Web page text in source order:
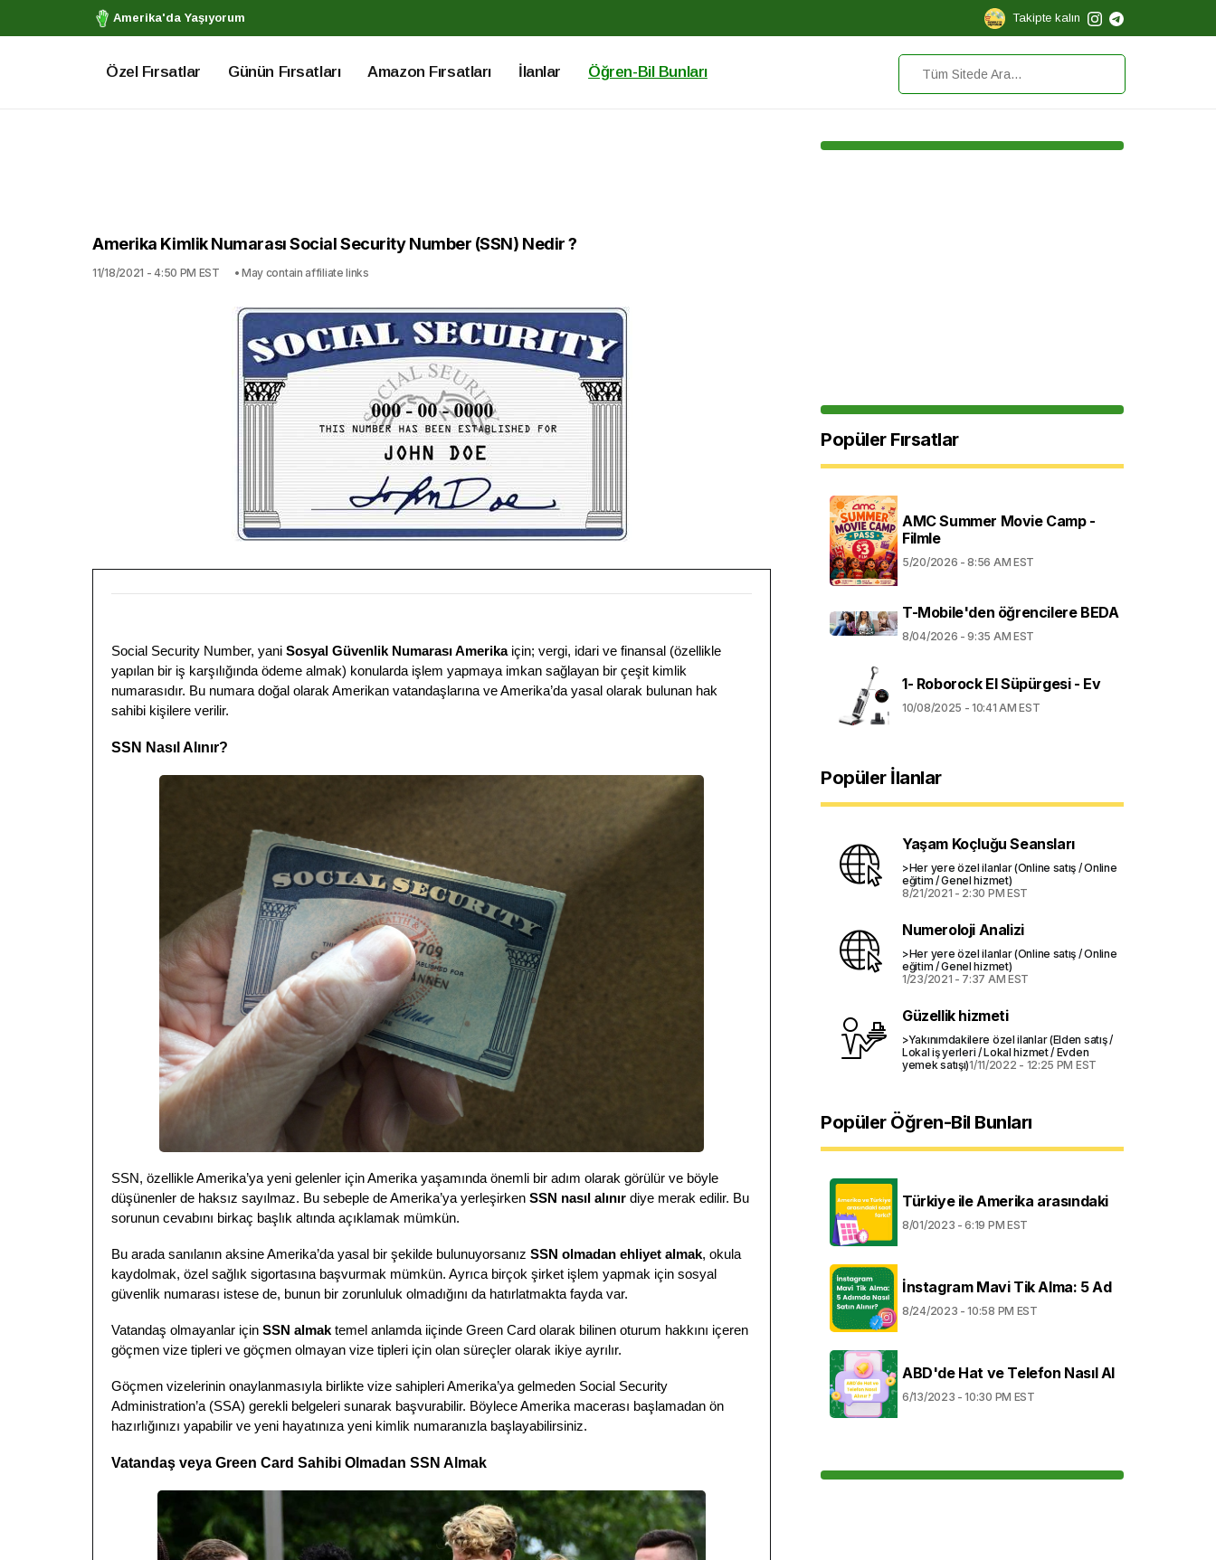
Amerika'da Yaşıyorum Takipte kalın
Özel Fırsatlar Günün Fırsatları Amazon Fırsatları İlanlar Öğren-Bil Bunları
Amerika Kimlik Numarası Social Security Number (SSN) Nedir ?
11/18/2021 - 4:50 PM EST • May contain affiliate links
Social Security Number, yani Sosyal Güvenlik Numarası Amerikaiçin; vergi, idari ve finansal (özellikle
yapılan bir iş karşılığında ödeme almak) konularda işlem yapmaya imkan sağlayan bir çeşit kimlik
numarasıdır. Bu numara doğal olarak Amerikan vatandaşlarına ve Amerika’da yasal olarak bulunan hak
sahibi kişilere verilir.
SSN Nasıl Alınır?
SSN, özellikle Amerika’ya yeni gelenler için Amerika yaşamında önemli bir adım olarak görülür ve böyle
düşünenler de haksız sayılmaz. Bu sebeple de Amerika’ya yerleşirken SSN nasıl alınır diye merak edilir. Bu
sorunun cevabını birkaç başlık altında açıklamak mümkün.
Bu arada sanılanın aksine Amerika’da yasal bir şekilde bulunuyorsanız SSN olmadan ehliyet almak, okula
kaydolmak, özel sağlık sigortasına başvurmak mümkün. Ayrıca birçok şirket işlem yapmak için sosyal
güvenlik numarası istese de, bunun bir zorunluluk olmadığını da hatırlatmakta fayda var.
Vatandaş olmayanlar için SSN almak temel anlamda iiçinde Green Card olarak bilinen oturum hakkını içeren
göçmen vize tipleri ve göçmen olmayan vize tipleri için olan süreçler olarak ikiye ayrılır.
Göçmen vizelerinin onaylanmasıyla birlikte vize sahipleri Amerika’ya gelmeden Social Security
Administration’a (SSA) gerekli belgeleri sunarak başvurabilir. Böylece Amerika macerası başlamadan ön
hazırlığınızı yapabilir ve yeni hayatınıza yeni kimlik numaranızla başlayabilirsiniz.
Vatandaş veya Green Card Sahibi Olmadan SSN Almak
Popüler Fırsatlar
AMC Summer Movie Camp -
Filmle
5/20/2026 - 8:56 AM EST
T-Mobile'den öğrencilere BEDA
8/04/2026 - 9:35 AM EST
1- Roborock El Süpürgesi - Ev
10/08/2025 - 10:41 AM EST
Popüler İlanlar
Yaşam Koçluğu Seansları
>Her yere özel ilanlar (Online satış / Online
eğitim / Genel hizmet)
8/21/2021 - 2:30 PM EST
Numeroloji Analizi
>Her yere özel ilanlar (Online satış / Online
eğitim / Genel hizmet)
1/23/2021 - 7:37 AM EST
Güzellik hizmeti
>Yakınımdakilere özel ilanlar (Elden satış /
Lokal iş yerleri / Lokal hizmet / Evden
yemek satışı)1/11/2022 - 12:25 PM EST
Popüler Öğren-Bil Bunları
Türkiye ile Amerika arasındaki
8/01/2023 - 6:19 PM EST
İnstagram Mavi Tik Alma: 5 Ad
8/24/2023 - 10:58 PM EST
ABD'de Hat ve Telefon Nasıl Al
6/13/2023 - 10:30 PM EST